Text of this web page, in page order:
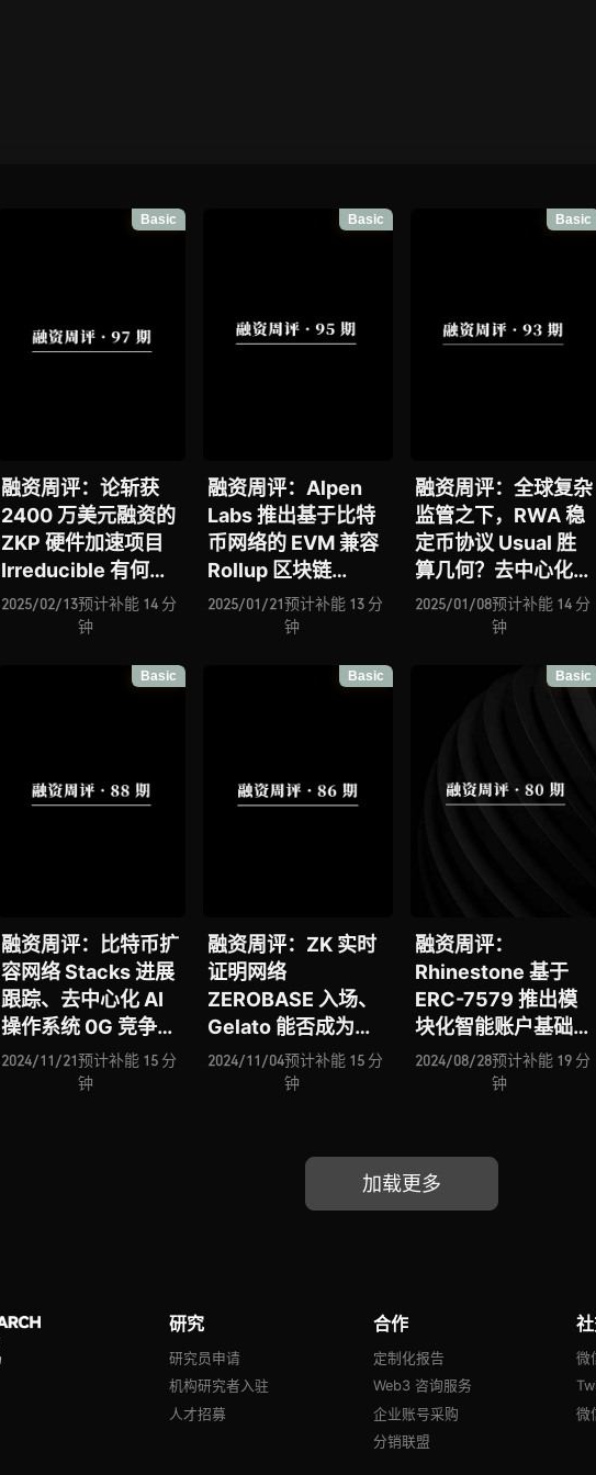
Basic
融资周评：论斩获
2400 万美元融资的
ZKP 硬件加速项目
Irreducible 有何竞
争力？基于 Unity 引
擎构建的全栈解决方
成为链游赛道变革加
2025/02/13预计补能 14 分
钟
Basic
融资周评：Alpen
Labs 推出基于比特
币网络的 EVM 兼容
Rollup 区块链
Strata、Reown 致
力成为提升 Web3
施、EarnOS 正挑战
2025/01/21预计补能 13 分
钟
Basic
融资周评：全球复杂
监管之下，RWA 稳
定币协议 Usual 胜
算几何？去中心化
GPU 网络 Inferix 进
击去中心化算力赛
Haedal 能否一举加
2025/01/08预计补能 14 分
钟
Basic
融资周评：比特币扩
容网络 Stacks 进展
跟踪、去中心化 AI
操作系统 0G 竞争力
几何、全链流动性资
产协议 StakeStone
2024/11/21预计补能 15 分
钟
Basic
融资周评：ZK 实时
证明网络
ZEROBASE 入场、
Gelato 能否成为
RaaS 赛道领头羊？
PumpBTC 进击比特
进击隐私赛道
2024/11/04预计补能 15 分
钟
Basic
融资周评：
Rhinestone 基于
ERC-7579 推出模
块化智能账户基础设
施、Chaos Labs 推
出链上风险管理解决
中心化网络数字身份
基础设施、Sorella
2024/08/28预计补能 19 分
钟
加载更多
研究
研究员申请
机构研究者入驻
人才招募
合作
定制化报告
Web3 咨询服务
企业账号采购
分销联盟
微
微